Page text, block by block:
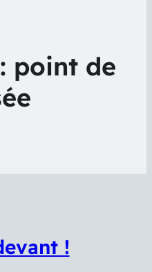
point de
!